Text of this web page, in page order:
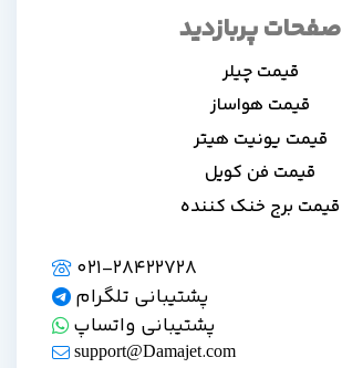
صفحات پربازدید
قیمت چیلر
قیمت هواساز
قیمت یونیت هیتر
قیمت فن کویل
قیمت برج خنک کننده
021-28422728
پشتیبانی تلگرام
پشتیبانی واتساپ
support@Damajet.com